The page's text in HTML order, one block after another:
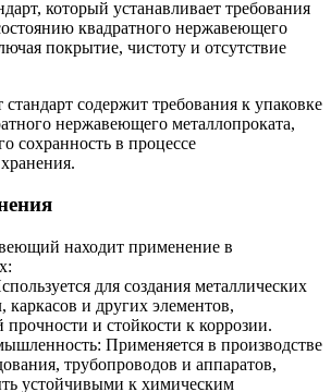
который устанавливает требования
квадратного нержавеющего
покрытие, чистоту и отсутствие
содержит требования к упаковке
нержавеющего металлопроката,
сохранность в процессе
находит применение в
для создания металлических
каркасов и других элементов,
и стойкости к коррозии.
Применяется в производстве
трубопроводов и аппаратов,
устойчивыми к химическим